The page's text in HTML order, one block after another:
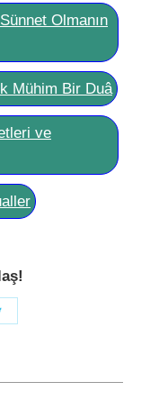
Olmanın
Mühim Bir Duâ
ve